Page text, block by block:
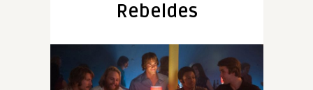
Rebeldes